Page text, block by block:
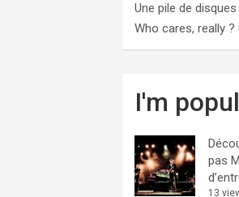
Une pile de
Who cares, really ?
I'm
pas
13